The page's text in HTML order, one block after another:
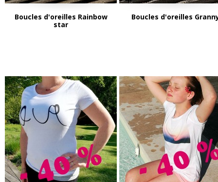
Boucles d'oreilles Rainbow
star
Boucles d'oreilles